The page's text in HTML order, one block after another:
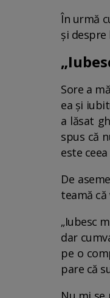
În urmă
și
Sore a
ea și
a lăsat
spus că
este
De
teamă
„Iubesc
dar
pe o
pare că